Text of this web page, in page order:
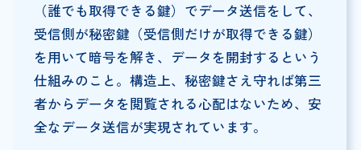
（誰でも取得できる鍵）でデータ送信をして、
受信側が秘密鍵（受信側だけが取得できる鍵）
を用いて暗号を解き、データを開封するという
仕組みのこと。構造上、秘密鍵さえ守れば第三
者からデータを閲覧される心配はないため、安
全なデータ送信が実現されています。